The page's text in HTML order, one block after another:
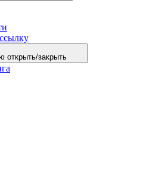
открыть/закрыть